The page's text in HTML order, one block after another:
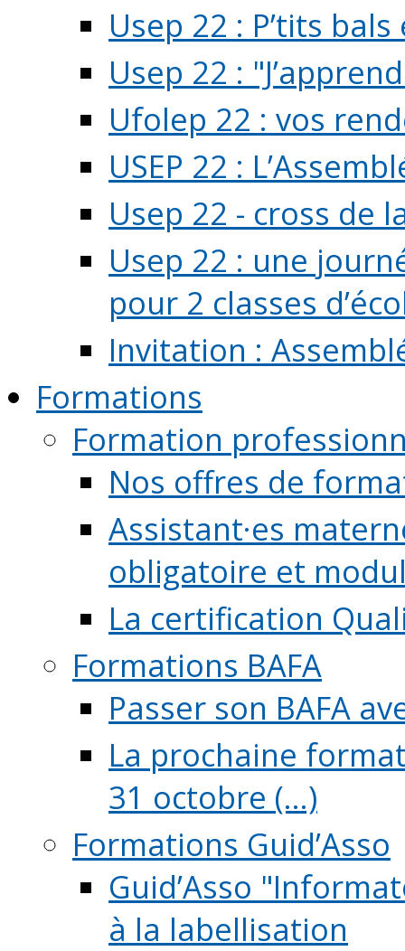
Usep 22 : P’tits
Usep 22 :
Ufolep 22 : vos
USEP 22 :
Usep 22 - cross de
Usep 22 : une
pour 2 classes
Invitation :
Formations
Formation
Nos offres de
Assistant·es
obligatoire et
La certification
Formations BAFA
Passer son BAFA
La prochaine
31 octobre (...)
Formations Guid’Asso
Guid’Asso
à la labellisation